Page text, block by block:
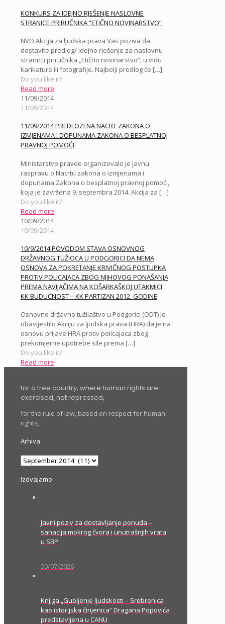
KONKURS ZA IDEJNO RJEŠENJE NASLOVNE
STRANICE PRIRUČNIKA “ETIČNO NOVINARSTVO”
NVO Akcija za ljudska prava Vas poziva da
dostavite predlog/ idejno rješenje za naslovnu
stranicu priručnika „Etično novinarstvo“, u vidu
karikature ili fotografije. Najbolji predlog će […]
Do you like it?
Read more
11/09/2014
11/09/2014
11/09/2014 PREDLOZI NA NACRT ZAKONA O
IZMJENAMA I DOPUNAMA ZAKONA O BESPLATNOJ
PRAVNOJ POMOĆI
Ministarstvo pravde organizovalo je javnu
raspravu o Nacrtu zakona o izmjenama i
dopunama Zakona o besplatnoj pravnoj pomoći,
koja je završena 9. septembra 2014. Akcija za […]
Do you like it?
Read more
10/09/2014
10/09/2014
10/9/2014 POVODOM STAVA OSNOVNOG
DRŽAVNOG TUŽIOCA U PODGORICI DA NEMA
OSNOVA ZA POKRETANJE KRIVIČNOG POSTUPKA
PROTIV POLICAJACA ZBOG NJIHOVOG PONAŠANJA
PREMA NAVIJAČIMA NA KOŠARKAŠKOJ UTAKMICI
KK BUDUĆNOST – KK PARTIZAN 2012. GODINE
Osnovno državno tužilaštvo u Podgorici (ODT) je
obavijestilo Akciju za ljudska prava (HRA) da je na
osnovu prijave HRA protiv policajaca zbog
prekomjerne upotrebe sile prema […]
Do you like it?
Read more
for a free country, where human rights are
exercised, not repressed,
for the rule of law, based on respect for human
rights,
Arhiva
Arhiva
Izdvajamo
Javni poziv za dostavljanje ponuda –
sanacija mokrog čvora i unutrašnjih vrata
u SBP
20/07/2026
Knjiga „Gubljenje ljudskosti – Srebrenica
kao istorijska činjenica“ Dragana Popovića
predstavljena u CANU